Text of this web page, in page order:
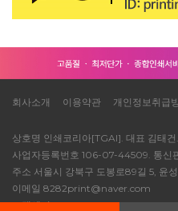
회사소개 이용약관 개인정보취급
상호명 인쇄코리아[TGAI]. 대표 김태
사업자등록번호 106-07-44509. 통신
주소 서울시 강북구 도봉로89길 5, 윤
이메일 8282print@naver.com
고객센터 TEL 1688-8514